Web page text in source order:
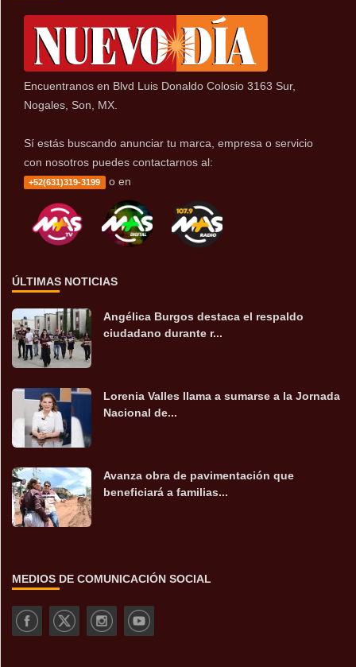
Encuentranos en Blvd Luis Donaldo Colosio 3163 Sur,
Nogales, Son, MX.
Sí estás buscando anunciar tu marca, empresa o servicio
con nosotros puedes contactarnos al:
+52(631)319-3199 o en
ÚLTIMAS NOTICIAS
Angélica Burgos destaca el respaldo
ciudadano durante r...
Lorenia Valles llama a sumarse a la Jornada
Nacional de...
Avanza obra de pavimentación que
beneficiará a familias...
MEDIOS DE COMUNICACIÓN SOCIAL